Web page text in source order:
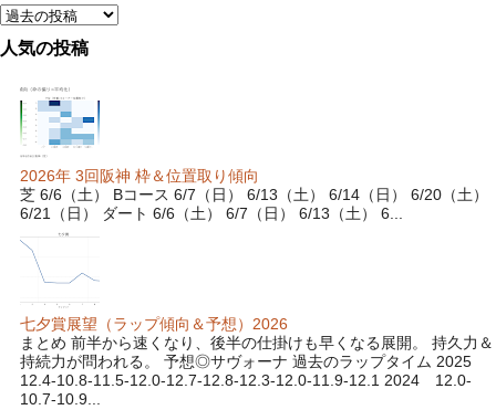
人気の投稿
2026年 3回阪神 枠＆位置取り傾向
芝 6/6（土） Bコース 6/7（日） 6/13（土） 6/14（日） 6/20（土）
6/21（日） ダート 6/6（土） 6/7（日） 6/13（土） 6...
七夕賞展望（ラップ傾向＆予想）2026
まとめ 前半から速くなり、後半の仕掛けも早くなる展開。 持久力＆
持続力が問われる。 予想◎サヴォーナ 過去のラップタイム 2025
12.4-10.8-11.5-12.0-12.7-12.8-12.3-12.0-11.9-12.1 2024 12.0-
10.7-10.9...